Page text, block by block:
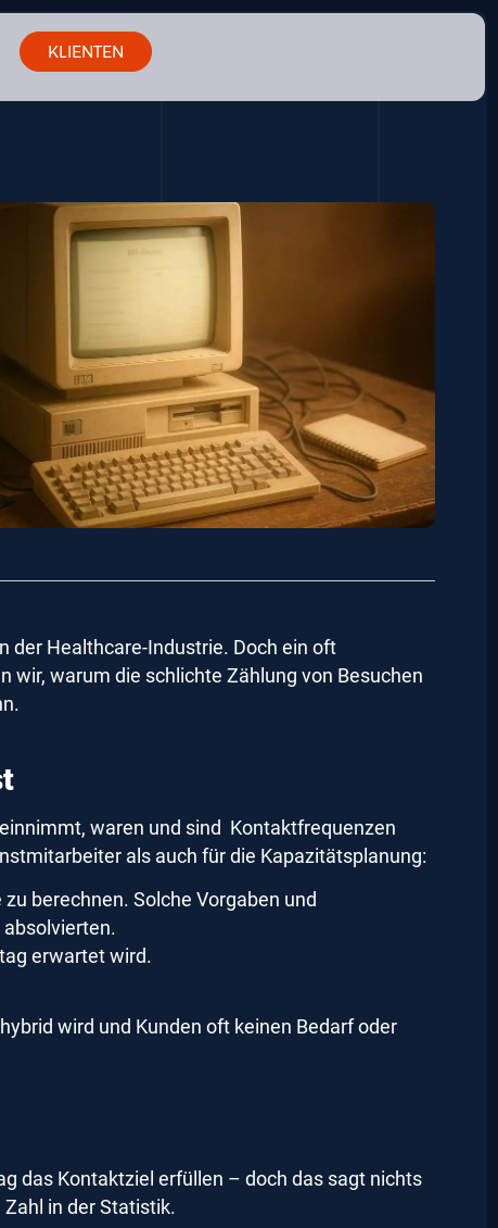
KLIENTEN
der Healthcare-Industrie. Doch ein oft
wir, warum die schlichte Zählung von Besuchen
waren und sind Kontaktfrequenzen
als auch für die Kapazitätsplanung:
berechnen. Solche Vorgaben und
erwartet wird.
wird und Kunden oft keinen Bedarf oder
das Kontaktziel erfüllen – doch das sagt nichts
in der Statistik.